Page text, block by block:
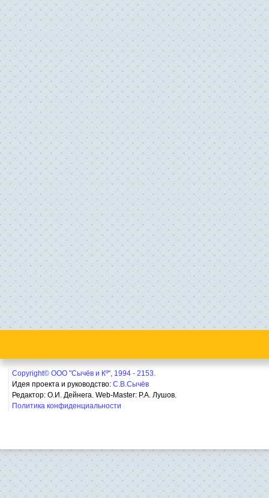
Copyright© ООО "Сычёв и Кº", 1994 - 2153.
Идея проекта и руководство: С.В.Сычёв
Редактор: О.И. Дейнега. Web-Master: Р.А. Лушов.
Политика конфиденциальности